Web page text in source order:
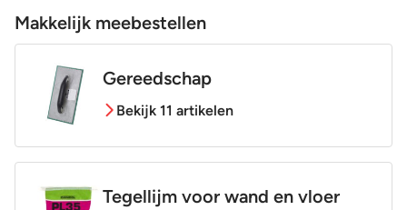
Makkelijk meebestellen
Gereedschap
Bekijk 11 artikelen
Tegellijm voor wand en vloer